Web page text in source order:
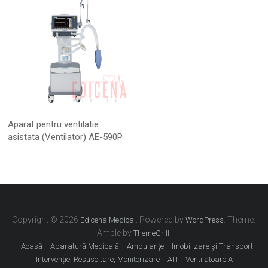
Aparat pentru ventilatie
asistata (Ventilator) AE-590P
Copyright © 2026 Edicena Medical . Powered byWordPress . Theme:
Ample by ThemeGrill
Acasă Aparatură Medicală Ambulanțe
Imobilizare și Transport
Intervenție, Resuscitare, Monitorizare
ATI Ventilatoare ATI